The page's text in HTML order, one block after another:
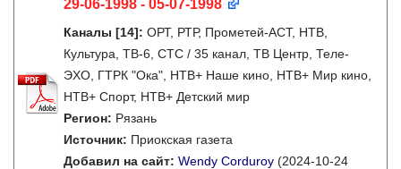
29-06-1998 - 05-07-1998
Каналы [14]: ОРТ, РТР, Прометей-АСТ, НТВ,
Культура, ТВ-6, СТС / 35 канал, ТВ Центр, Теле-
ЭХО, ГТРК "Ока", НТВ+ Наше кино, НТВ+ Мир кино,
НТВ+ Спорт, НТВ+ Детский мир
Регион: Рязань
Источник: Приокская газета
Добавил на сайт: Wendy Corduroy (2024-10-24